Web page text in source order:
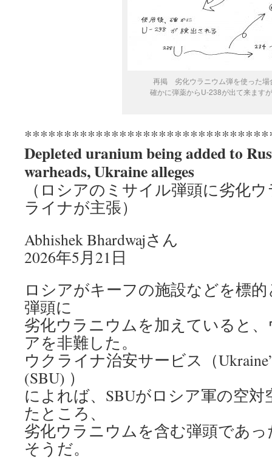
再掲 劣化ウラニウム弾を使った場
確かに弾薬からU-238が出て来ます
Depleted uranium being added to
warheads, Ukraine alleges
（ロシアのミサイル弾頭に劣化
ライナが主張）
Abhishek Bhardwajさん
2026年5月21日
ロシアがキーフの施設などを標
弾頭に
劣化ウラニウムを加えていると
アを非難した。
ウクライナ治安サービス（
(SBU) ）
によれば、SBUがロシア軍の空
たところ、
劣化ウラニウムを含む弾頭であ
そうだ。